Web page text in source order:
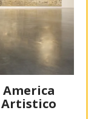
Artistico